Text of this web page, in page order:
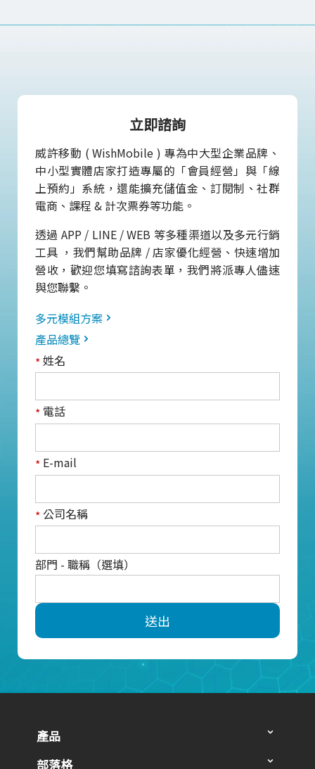
立即諮詢
威許移動 ( WishMobile ) 專為中大型企業品牌、
中小型實體店家打造專屬的「會員經營」與「線
上預約」系統，還能擴充儲值金、訂閱制、社群
電商、課程 & 計次票券等功能。
透過 APP / LINE / WEB 等多種渠道以及多元行銷
工具 ，我們幫助品牌 / 店家優化經營、快速增加
營收，歡迎您填寫諮詢表單，我們將派專人儘速
與您聯繫。
多元模組方案
產品總覽
*姓名
* 電話
* E-mail
* 公司名稱
部門 - 職稱（選填）
送出
產品
部落格